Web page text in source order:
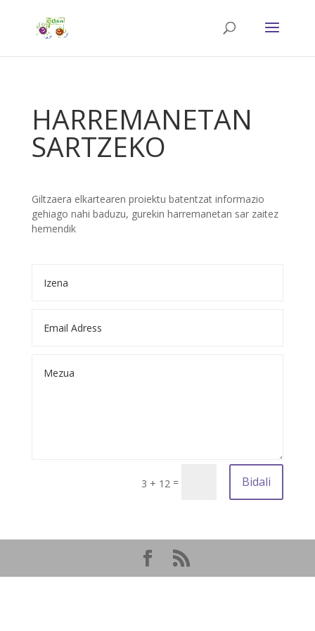
HARREMANETAN
SARTZEKO
Giltzaera elkartearen proiektu batentzat informazio
gehiago nahi baduzu, gurekin harremanetan sar zaitez
hemendik
3 + 12 = Bidali